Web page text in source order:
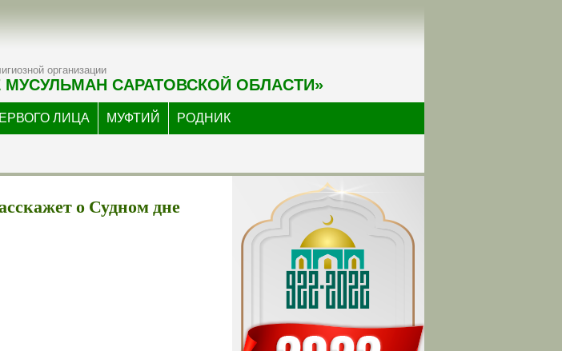
организации
МУСУЛЬМАН САРАТОВСКОЙ ОБЛАСТИ»
ЛИЦА МУФТИЙ РОДНИК
о Судном дне